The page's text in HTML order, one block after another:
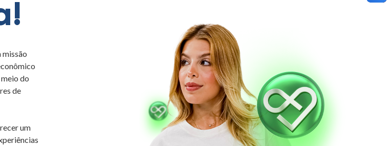
missão
do
de
um